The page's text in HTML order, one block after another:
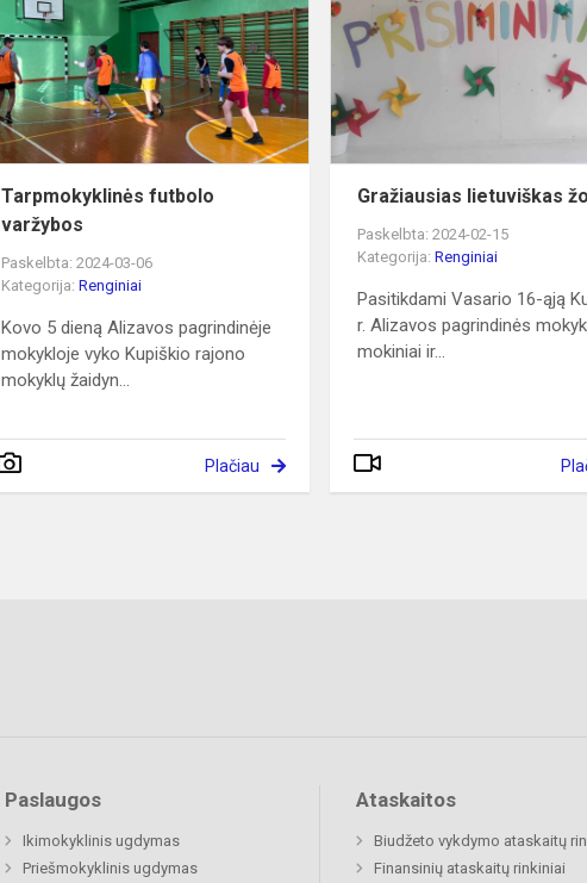
varžybos
Tarpmokyklinės futbolo
varžybos
Paskelbta: 2024-03-06
Kategorija:Renginiai
Kovo 5 dieną Alizavos pagrindinėje
mokykloje vyko Kupiškio rajono
mokyklų žaidyn...
Plačiau
Gražiausias lietuviškas
Paskelbta: 2024-02-15
Kategorija:Renginiai
Pasitikdami Vasario 16-ąją
r. Alizavos pagrindinės
mokiniai ir...
Paslaugos
Ikimokyklinis ugdymas
Priešmokyklinis ugdymas
Ataskaitos
Biudžeto vykdymo ataskaitų
Finansinių ataskaitų rinkiniai